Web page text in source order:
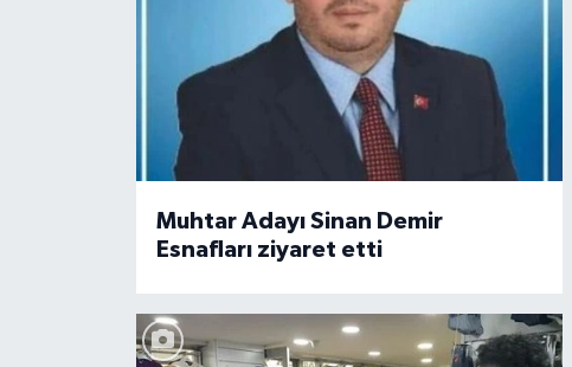
Muhtar Adayı Sinan Demir
Esnafları ziyaret etti